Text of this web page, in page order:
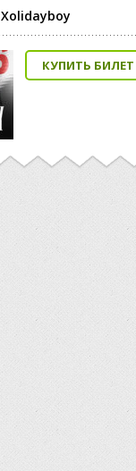
Xolidayboy
КУПИТЬ БИЛЕТ